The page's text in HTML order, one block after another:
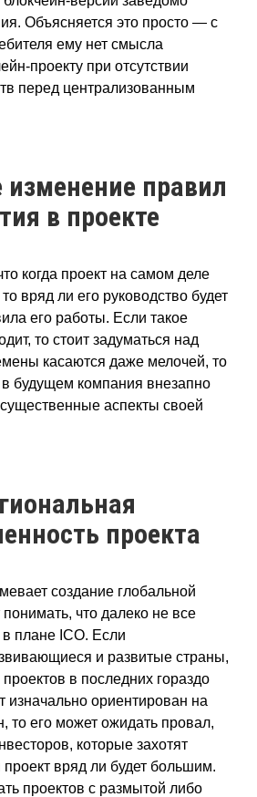
Объясняется это просто — с
ему нет смысла
проекту при отсутствии
перед централизованным
изменение правил
в проекте
когда проект на самом деле
вряд ли его руководство будет
его работы. Если такое
то стоит задуматься над
касаются даже мелочей, то
в будущем компания внезапно
аспекты своей
проекта
создание глобальной
понимать, что далеко не все
плане ICO. Если
и развитые страны,
в последних гораздо
изначально ориентирован на
то его может ожидать провал,
которые захотят
проект вряд ли будет большим.
проектов с размытой либо